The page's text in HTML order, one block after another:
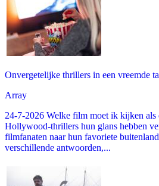
Onvergetelijke thrillers in een vreemde
Array
24-7-2026 Welke film moet ik kijken als
Hollywood-thrillers hun glans hebben
filmfanaten naar hun favoriete
verschillende antwoorden,...